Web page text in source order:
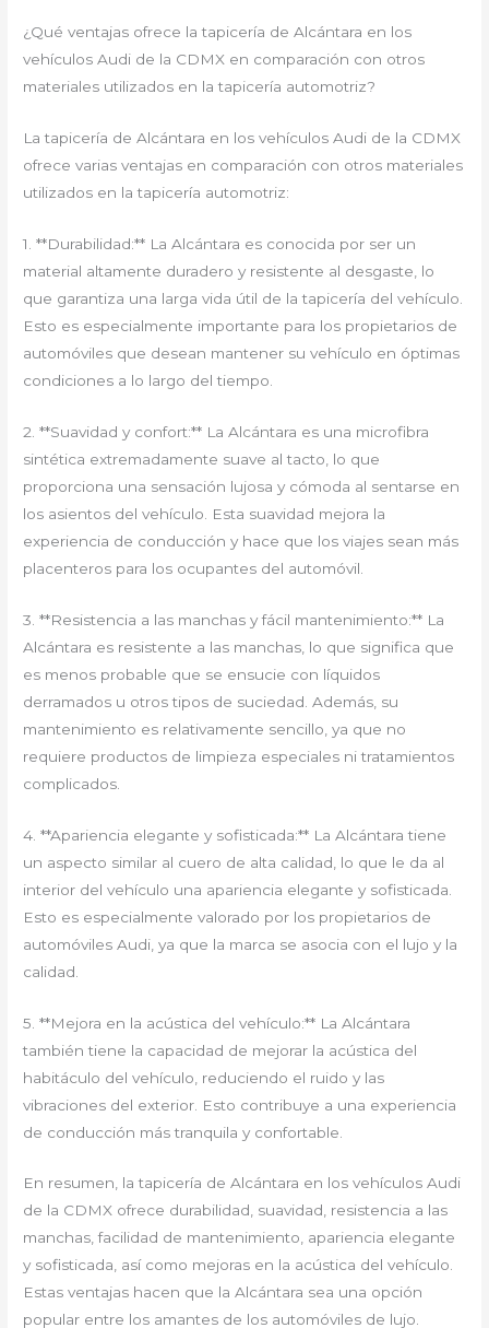
¿Qué ventajas ofrece la tapicería de Alcántara en los
vehículos Audi de la CDMX en comparación con otros
materiales utilizados en la tapicería automotriz?
La tapicería de Alcántara en los vehículos Audi de la CDMX
ofrece varias ventajas en comparación con otros materiales
utilizados en la tapicería automotriz:
1. **Durabilidad:** La Alcántara es conocida por ser un
material altamente duradero y resistente al desgaste, lo
que garantiza una larga vida útil de la tapicería del vehículo.
Esto es especialmente importante para los propietarios de
automóviles que desean mantener su vehículo en óptimas
condiciones a lo largo del tiempo.
2. **Suavidad y confort:** La Alcántara es una microfibra
sintética extremadamente suave al tacto, lo que
proporciona una sensación lujosa y cómoda al sentarse en
los asientos del vehículo. Esta suavidad mejora la
experiencia de conducción y hace que los viajes sean más
placenteros para los ocupantes del automóvil.
3. **Resistencia a las manchas y fácil mantenimiento:** La
Alcántara es resistente a las manchas, lo que significa que
es menos probable que se ensucie con líquidos
derramados u otros tipos de suciedad. Además, su
mantenimiento es relativamente sencillo, ya que no
requiere productos de limpieza especiales ni tratamientos
complicados.
4. **Apariencia elegante y sofisticada:** La Alcántara tiene
un aspecto similar al cuero de alta calidad, lo que le da al
interior del vehículo una apariencia elegante y sofisticada.
Esto es especialmente valorado por los propietarios de
automóviles Audi, ya que la marca se asocia con el lujo y la
calidad.
5. **Mejora en la acústica del vehículo:** La Alcántara
también tiene la capacidad de mejorar la acústica del
habitáculo del vehículo, reduciendo el ruido y las
vibraciones del exterior. Esto contribuye a una experiencia
de conducción más tranquila y confortable.
En resumen, la tapicería de Alcántara en los vehículos Audi
de la CDMX ofrece durabilidad, suavidad, resistencia a las
manchas, facilidad de mantenimiento, apariencia elegante
y sofisticada, así como mejoras en la acústica del vehículo.
Estas ventajas hacen que la Alcántara sea una opción
popular entre los amantes de los automóviles de lujo.